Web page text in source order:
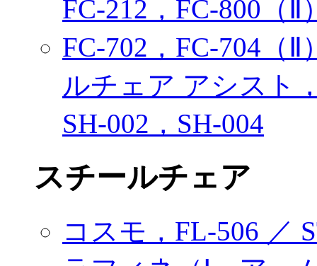
FC-212，FC-800（Ⅱ
FC-702，FC-704（
ルチェア アシスト
SH-002，SH-004
スチールチェア
コスモ，FL-506 ／